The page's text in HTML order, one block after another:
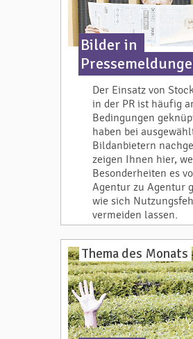
Bilder in
Der Einsatz von
in der PR ist häufig
Bedingungen
haben bei
Bildanbietern
zeigen Ihnen hier,
Besonderheiten es
Agentur zu Agentur
wie sich
vermeiden lassen.
Thema des Monats